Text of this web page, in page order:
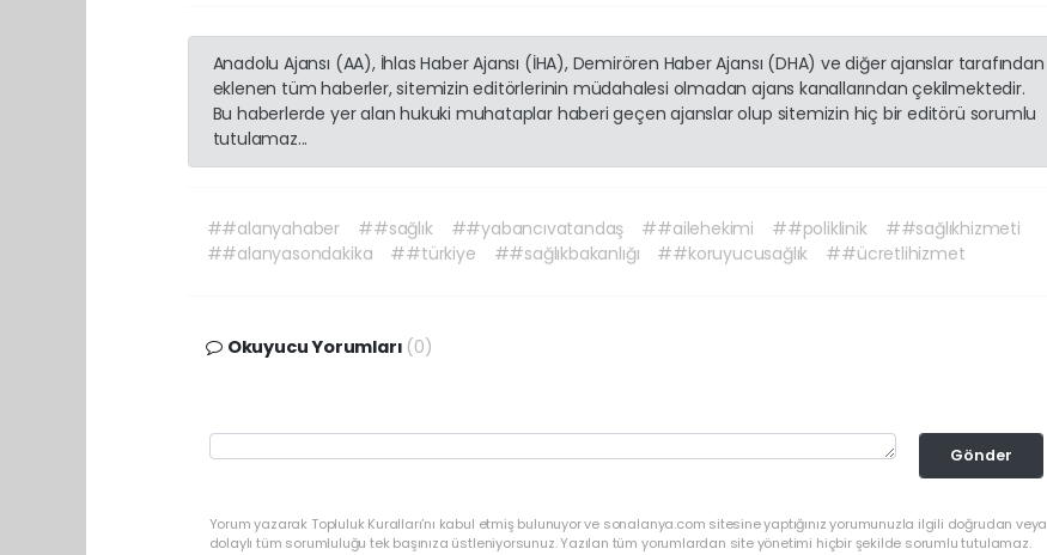
Anadolu Ajansı (AA), İhlas Haber Ajansı (İHA), Demirören Haber Ajansı (DHA) ve diğer ajanslar tarafından
eklenen tüm haberler, sitemizin editörlerinin müdahalesi olmadan ajans kanallarından çekilmektedir.
Bu haberlerde yer alan hukuki muhataplar haberi geçen ajanslar olup sitemizin hiç bir editörü sorumlu
tutulamaz...
##alanyahaber ##sağlık ##yabancıvatandaş ##ailehekimi ##poliklinik
##sağlıkhizmeti
##alanyasondakika
##türkiye ##sağlıkbakanlığı ##koruyucusağlık ##ücretlihizmet
Okuyucu Yorumları (0)
Gönder
Yorum yazarak Topluluk Kuralları’nı kabul etmiş bulunuyor ve sonalanya.com sitesine yaptığınız yorumunuzla ilgili doğrudan veya
dolaylı tüm sorumluluğu tek başınıza üstleniyorsunuz. Yazılan tüm yorumlardan site yönetimi hiçbir şekilde sorumlu tutulamaz.